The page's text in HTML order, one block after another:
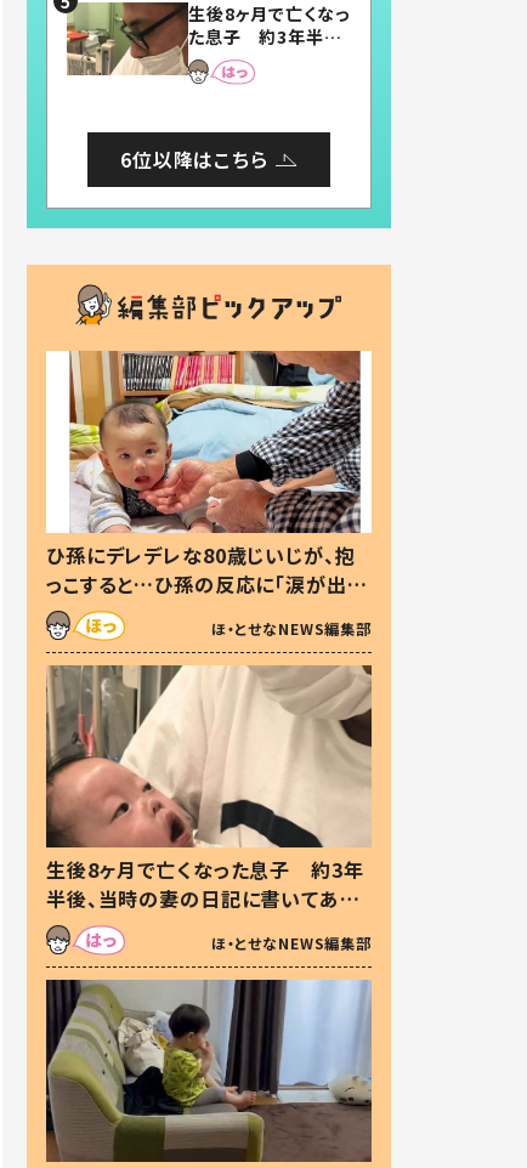
まらない」「幸せにな
れる」
生後8ヶ月で亡くなっ
た息子 約3年半
後、当時の妻の日記
に書いてあった本音
6位以降はこちら
ひ孫にデレデレな80歳じいじが、抱
っこすると…ひ孫の反応に「涙が出ま
した」「可愛くて仕方ない」
ほ・とせなNEWS編集部
生後8ヶ月で亡くなった息子 約3年
半後、当時の妻の日記に書いてあっ
た本音とは
ほ・とせなNEWS編集部